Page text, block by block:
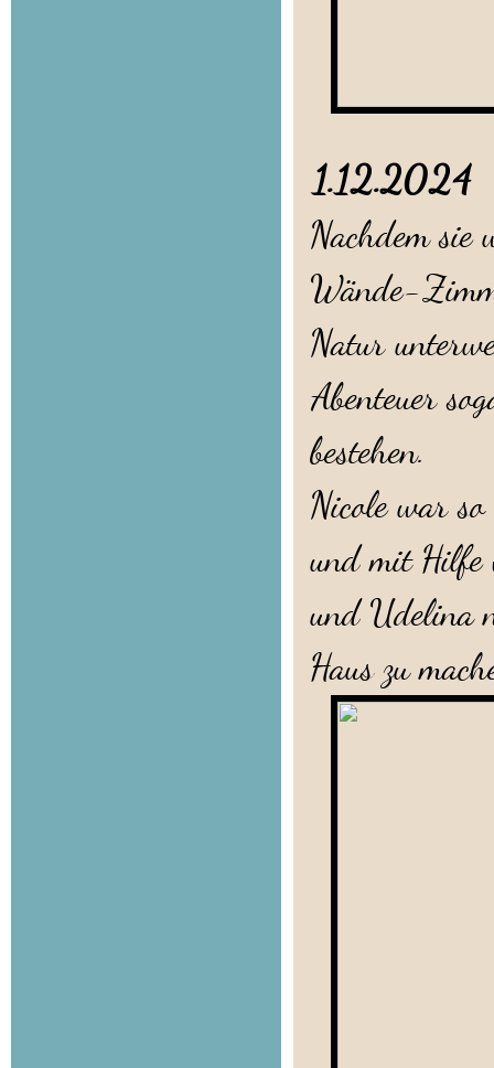
Nachdem
Wände-
Natur
Abenteuer
bestehen.
Nicole war
und mit Hilfe
und Udelina
Haus zu